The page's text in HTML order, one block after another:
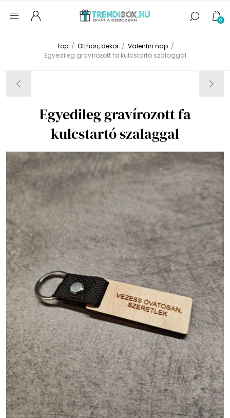
0
Top / Otthon, dekor / Valentin nap /
Egyedileg gravírozott fa kulcstartó szalaggal
Egyedileg gravírozott fa
kulcstartó szalaggal